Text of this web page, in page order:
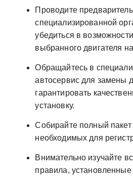
Проводите
специализированной
убедиться в
выбранного двигателя
Обращайтесь в
автосервис для замены
гарантировать
установку.
Собирайте полный пакет
необходимых для
Внимательно изучайте
правила, установленные